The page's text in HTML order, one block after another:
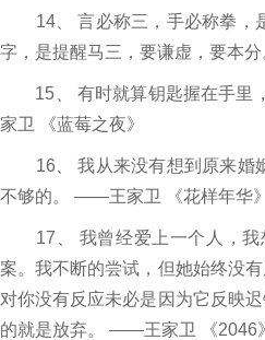
14、 言必称三，手必称拳，是
字，是提醒马三，要谦虚，要本
15、 有时就算钥匙握在手里
家卫 《蓝莓之夜》
16、 我从来没有想到原来婚姻
不够的。 ——王家卫 《花样年华》
17、 我曾经爱上一个人，我
案。我不断的尝试，但她始终没
对你没有反应未必是因为它反映
的就是放弃。 ——王家卫 《2046》